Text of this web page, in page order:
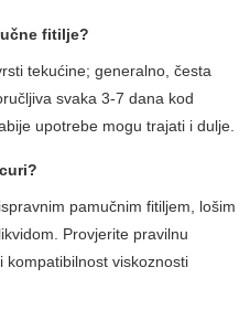
fitilje?
tekućine; generalno, česta
svaka 3-7 dana kod
upotrebe mogu trajati i dulje.
pamučnim fitiljem, lošim
Provjerite pravilnu
kompatibilnost viskoznosti